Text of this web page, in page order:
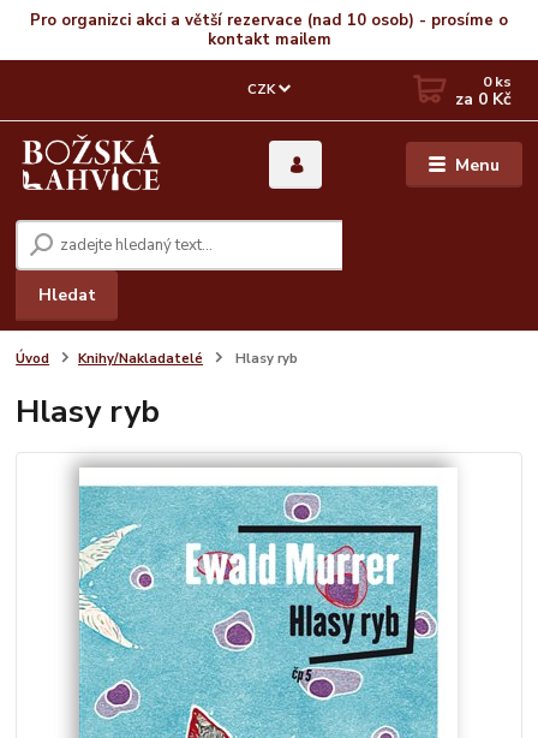
Pro organizci akci a větší rezervace (nad 10 osob) - prosíme o
kontakt mailem
Menu
CZK
Hledat
0ks
za 0 Kč
Úvod Knihy/Nakladatelé Hlasy ryb
Hlasy ryb